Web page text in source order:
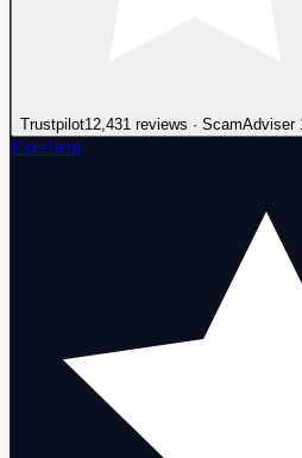
Trustpilot12,431 reviews · ScamAdviser
Excellent